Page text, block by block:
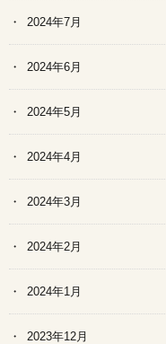
2024年7月
2024年6月
2024年5月
2024年4月
2024年3月
2024年2月
2024年1月
2023年12月